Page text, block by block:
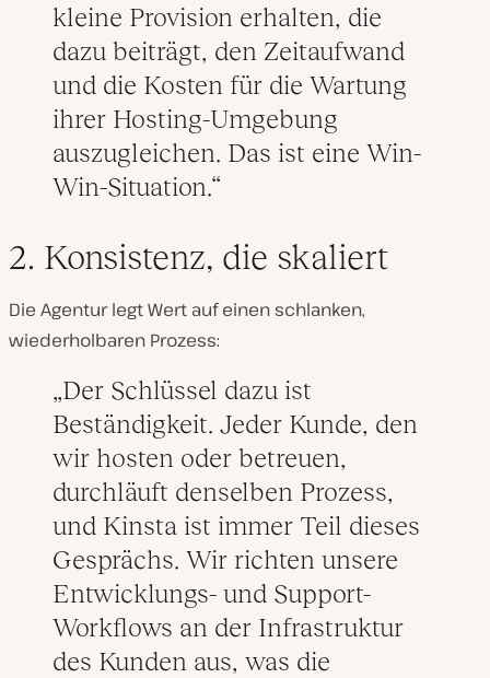
kleine Provision erhalten, die
dazu beiträgt, den Zeitaufwand
und die Kosten für die Wartung
ihrer Hosting-Umgebung
auszugleichen. Das ist eine Win-
Win-Situation.
2. Konsistenz, die skaliert
Die Agentur legt Wert auf einen schlanken,
wiederholbaren Prozess:
Der Schlüssel dazu ist
Beständigkeit. Jeder Kunde, den
wir hosten oder betreuen,
durchläuft denselben Prozess,
und Kinsta ist immer Teil dieses
Gesprächs. Wir richten unsere
Entwicklungs- und Support-
Workflows an der Infrastruktur
des Kunden aus, was die